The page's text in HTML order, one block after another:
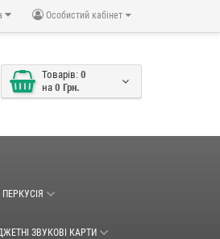
Особистий кабінет
Товарів: 0
на 0 Грн.
ПЕРКУСІЯ
ЗВУКОВІ КАРТИ